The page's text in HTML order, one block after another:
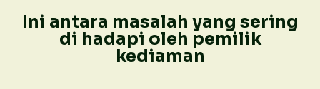
Ini antara masalah yang sering
di hadapi oleh pemilik
kediaman